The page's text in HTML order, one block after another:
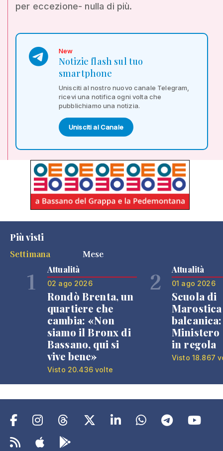
per eccezione- nulla di più.
New
Notizie flash sul tuo
smartphone
Unisciti al nostro nuovo canale Telegram,
ricevi una notifica ogni volta che
pubblichiamo una notizia.
Unisciti al Canale
Più visti
Settimana
Mese
1 Attualità
02 ago 2026
Rondò Brenta, un
quartiere che
cambia: «Non
siamo il Bronx di
Bassano, qui si
vive bene»
Visto 20.436 volte
2 Attualità
01 ago 2026
Scuola di
Ministero
in regola
Visto 18.867